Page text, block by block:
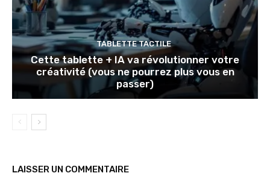
TABLETTE TACTILE
Cette tablette + IA va révolutionner votre
créativité (vous ne pourrez plus vous en
passer)
LAISSER UN COMMENTAIRE